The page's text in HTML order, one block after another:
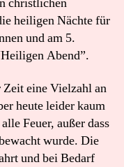
heiligen Nächte für
und am 5.
Abend”.
Zeit eine Vielzahl an
heute leider kaum
Feuer, außer dass
wurde. Die
und bei Bedarf